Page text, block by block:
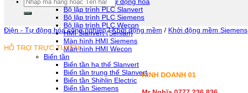
Bộ lập trình PLC Slanvert
Bộ lập trình PLC Siemens
Bộ lập trình PLC Wecon
HMI Slanvert (Senlan)
Màn hình HMI Siemens
Màn hình HMI Wecon
Biến tần
Biến tần hạ thế Slanvert
Biến tần trung thế Slanvert
Biến tần Shihlin Electric
Biến tần Siemens
kiếm:
Điện - Tự động hóa công nghiệp / Khởi động mềm / Khởi động mềm Siemens
HỖ TRỢ TRỰC TUYẾN
KINH DOANH 01